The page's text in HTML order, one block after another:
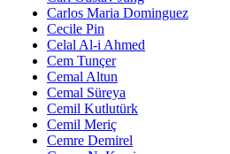
Carlos Maria Dominguez
Cecile Pin
Celal Al-i Ahmed
Cem Tunçer
Cemal Altun
Cemal Süreya
Cemil Kutlutürk
Cemil Meriç
Cemre Demirel